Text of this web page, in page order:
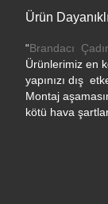
Ürün
“ Brandacı Çadır
Ürünlerimiz en
yapınızı dış
Montaj
kötü hava